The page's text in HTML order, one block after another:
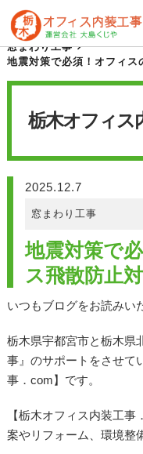
HOME
栃木オフィス内装工事 ブロ
窓まわり工事
地震対策で必須！オフィス
栃木オフィス
2025.12.7
窓まわり工事
地震対策で
ス飛散防止
いつもブログをお読みい
栃木県宇都宮市と栃木県
事』のサポートをさせて
事．com】です。
【栃木オフィス内装工
案やリフォーム、環境整